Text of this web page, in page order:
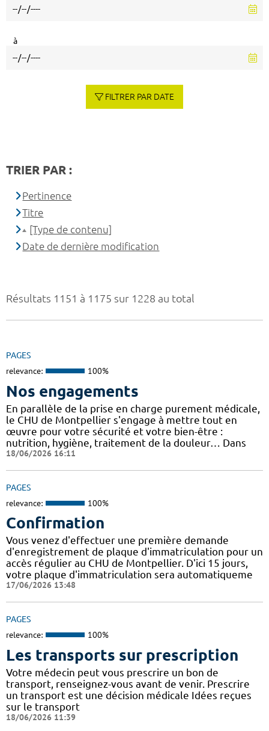
Résultats 1151 à 1175 sur 1228 au total
PAGES
relevance: 100%
Nos engagements
En parallèle de la prise en charge purement médicale,
le CHU de Montpellier s'engage à mettre tout en
œuvre pour votre sécurité et votre bien-être :
nutrition, hygiène, traitement de la douleur… Dans
18/06/2026 16:11
PAGES
relevance: 100%
Confirmation
Vous venez d'effectuer une première demande
d'enregistrement de plaque d'immatriculation pour un
accès régulier au CHU de Montpellier. D'ici 15 jours,
votre plaque d'immatriculation sera automatiqueme
17/06/2026 13:48
PAGES
relevance: 100%
Les transports sur prescription
Votre médecin peut vous prescrire un bon de
transport, renseignez-vous avant de venir. Prescrire
un transport est une décision médicale Idées reçues
sur le transport
18/06/2026 11:39
à
FILTRER PAR DATE
TRIER PAR :
Pertinence
Titre
[Type de contenu]
Date de dernière modification